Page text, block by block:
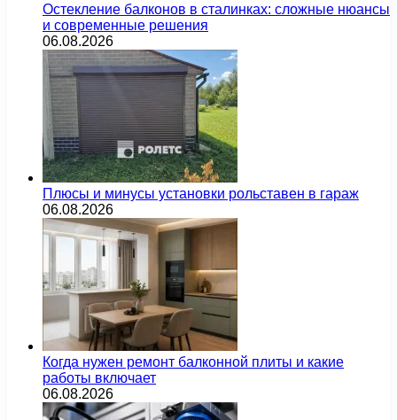
Остекление балконов в сталинках: сложные нюансы
и современные решения
06.08.2026
Плюсы и минусы установки рольставен в гараж
06.08.2026
Когда нужен ремонт балконной плиты и какие
работы включает
06.08.2026